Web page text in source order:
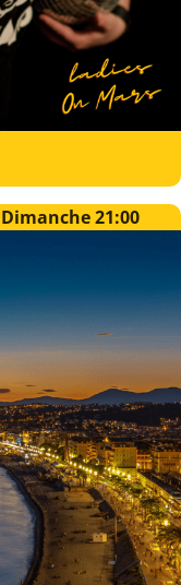
21:00